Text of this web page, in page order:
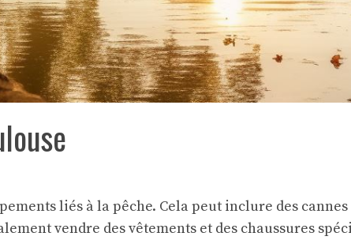
liés à la pêche. Cela peut inclure des
vendre des vêtements et des chaussures